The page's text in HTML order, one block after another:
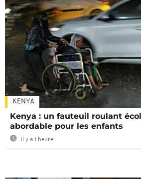
KENYA
Kenya : un fauteuil roulant
abordable pour les enfants
Il y a 1 heure